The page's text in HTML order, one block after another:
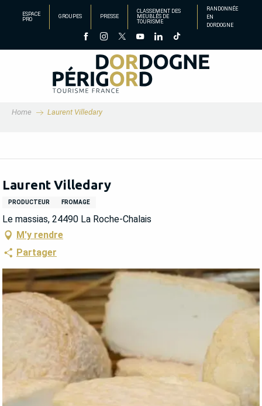
principal
ESPACE
PRO
GROUPES PRESSE
CLASSEMENT DES
MEUBLÉS DE
TOURISME
RANDONNÉE
EN
DORDOGNE
Home Laurent Villedary
Laurent Villedary
PRODUCTEUR FROMAGE
Le massias, 24490 La Roche-Chalais
M'y rendre
Partager